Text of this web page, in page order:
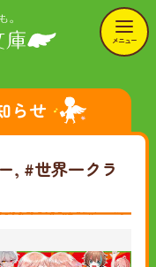
メニュー
らせ
, #世界一クラ